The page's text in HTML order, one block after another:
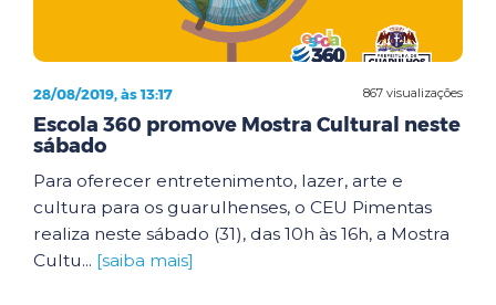
867 visualizações
28/08/2019, às 13:17
Escola 360 promove Mostra Cultural neste
sábado
Para oferecer entretenimento, lazer, arte e
cultura para os guarulhenses, o CEU Pimentas
realiza neste sábado (31), das 10h às 16h, a Mostra
Cultu... [saiba mais]